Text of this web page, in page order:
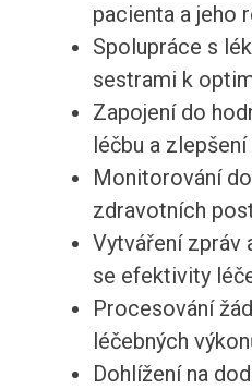
pacienta a jeho
Spolupráce s
sestrami k
Zapojení do
léčbu a
Monitorování
zdravotních
Vytváření zpráv
se efektivity
Procesování
léčebných
Dohlížení na